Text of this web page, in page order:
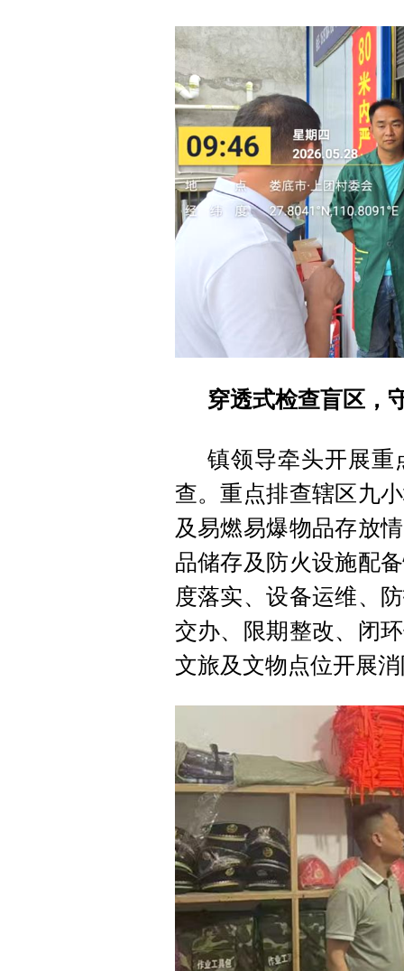
穿透式检查盲区，
镇领导牵头开展重
查。重点排查辖区九
及易燃易爆物品存放
品储存及防火设施配
度落实、设备运维、
交办、限期整改、闭
文旅及文物点位开展